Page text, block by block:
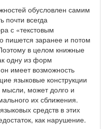
обусловлен самим
почти всегда
с «текстовым
пишется заранее и потом
в целом книжные
одну из форм
имеет возможность
языковые конструкции
может долго и
их сближения.
средств в этих
как нарушение.